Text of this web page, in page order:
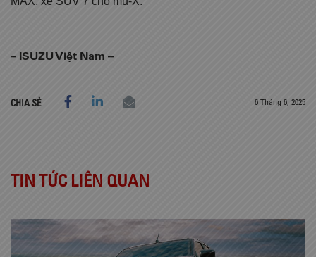
– ISUZU Việt Nam –
CHIA SẺ 6 Tháng 6, 2025
TIN TỨC LIÊN QUAN